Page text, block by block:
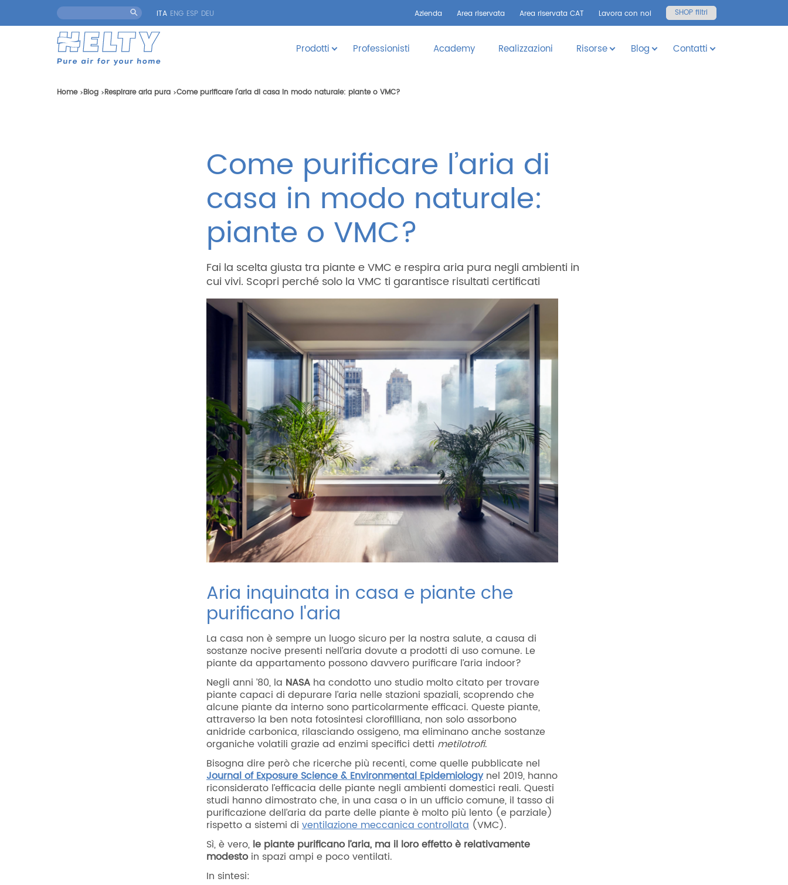
ITA ENG ESP DEU Azienda Area riservata Area riservata CAT Lavora con noi SHOP filtri
Prodotti Professionisti Academy Realizzazioni Risorse Blog Contatti
Home Blog Respirare aria pura Come purificare l’aria di casa in modo naturale: piante o VMC?
Come purificare l’aria di
casa in modo naturale:
piante o VMC?
Fai la scelta giusta tra piante e VMC e respira aria pura negli ambienti in
cui vivi. Scopri perché solo la VMC ti garantisce risultati certificati
Aria inquinata in casa e piante che
purificano l'aria
La casa non è sempre un luogo sicuro per la nostra salute, a causa di
sostanze nocive presenti nell’aria dovute a prodotti di uso comune. Le
piante da appartamento possono davvero purificare l’aria indoor?
Negli anni ’80, la NASA ha condotto uno studio molto citato per trovare
piante capaci di depurare l’aria nelle stazioni spaziali, scoprendo che
alcune piante da interno sono particolarmente efficaci. Queste piante,
attraverso la ben nota fotosintesi clorofilliana, non solo assorbono
anidride carbonica, rilasciando ossigeno, ma eliminano anche sostanze
organiche volatili grazie ad enzimi specifici detti metilotrofi.
Bisogna dire però che ricerche più recenti, come quelle pubblicate nel
Journal of Exposure Science & Environmental Epidemiologynel 2019, hanno
riconsiderato l’efficacia delle piante negli ambienti domestici reali. Questi
studi hanno dimostrato che, in una casa o in un ufficio comune, il tasso di
purificazione dell’aria da parte delle piante è molto più lento (e parziale)
rispetto a sistemi di ventilazione meccanica controllata (VMC).
Sì, è vero, le piante purificano l’aria, ma il loro effetto è relativamente
modesto in spazi ampi e poco ventilati.
In sintesi: